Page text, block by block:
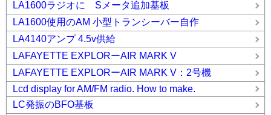
LA1600ラジオに Sメータ追加基板
LA1600使用のAM 小型トランシーバー自作
LA4140アンプ 4.5v供給
LAFAYETTE EXPLORーAIR MARK V
LAFAYETTE EXPLORーAIR MARK V：2号機
Lcd display for AM/FM radio. How to make.
LC発振のBFO基板